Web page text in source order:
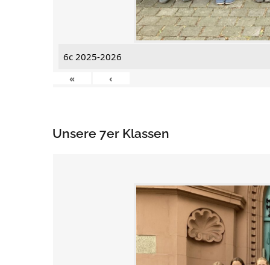
6c 2025-2026
«
‹
Unsere 7er Klassen